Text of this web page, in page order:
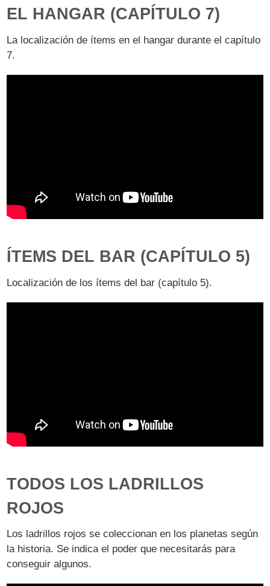
EL HANGAR (CAPÍTULO 7)
La localización de ítems en el hangar durante el capítulo
7.
ÍTEMS DEL BAR (CAPÍTULO 5)
Localización de los ítems del bar (capítulo 5).
TODOS LOS LADRILLOS
ROJOS
Los ladrillos rojos se coleccionan en los planetas según
la historia. Se indica el poder que necesitarás para
conseguir algunos.